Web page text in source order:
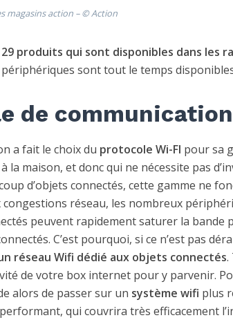
magasins action –©Action
29 produits qui sont disponibles dans les
périphériques sont tout le temps
de communication
a fait le choix du protocole Wi-FI pour sa
la maison, et donc qui ne nécessite pas
d’objets connectés, cette gamme ne
réseau, les nombreux
peuvent rapidement saturer la bande
C’est pourquoi, si ce n’est pas
réseau Wifi dédié aux objets connectés.
de votre box internet pour y parvenir.
alors de passer sur un système wifi plus
qui couvrira très efficacement